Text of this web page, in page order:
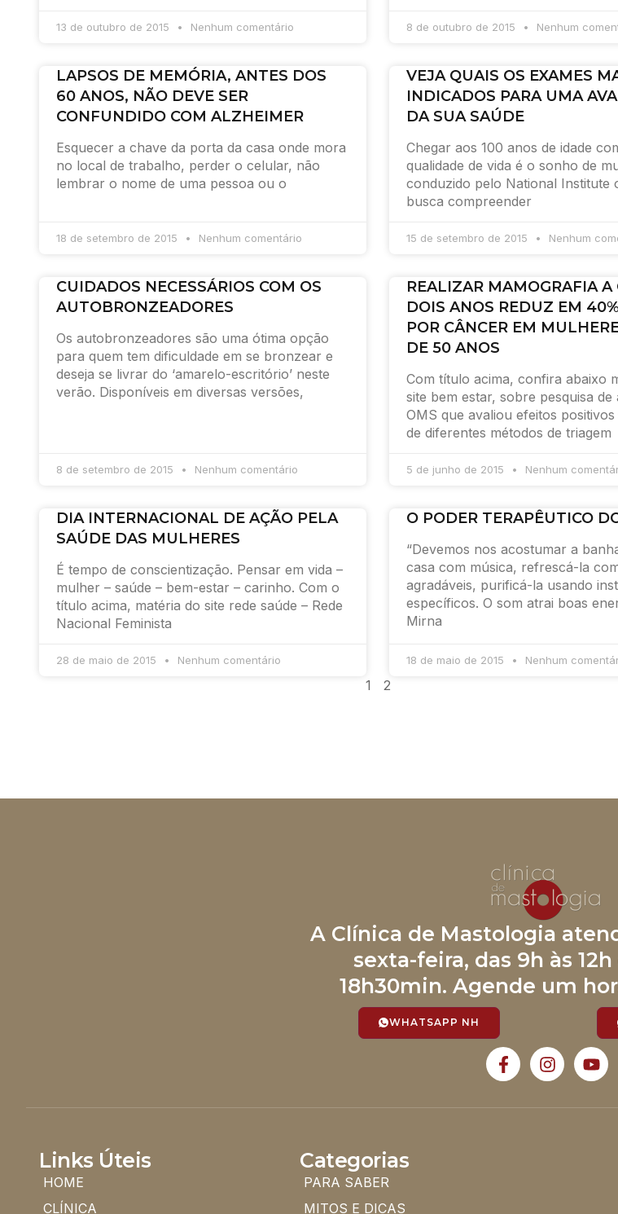
13 de outubro de 2015 Nenhum comentário 8 de outubro de 2015 Nenhum
LAPSOS DE MEMÓRIA, ANTES DOS
60 ANOS, NÃO DEVE SER
CONFUNDIDO COM ALZHEIMER
Esquecer a chave da porta da casa onde mora
no local de trabalho, perder o celular, não
lembrar o nome de uma pessoa ou o
18 de setembro de 2015 Nenhum comentário
VEJA QUAIS OS EXAMES
INDICADOS PARA UMA
DA SUA SAÚDE
Chegar aos 100 anos de idade
qualidade de vida é o sonho de
conduzido pelo National Institute
busca compreender
15 de setembro de 2015 Nenhum
CUIDADOS NECESSÁRIOS COM OS
AUTOBRONZEADORES
Os autobronzeadores são uma ótima opção
para quem tem dificuldade em se bronzear e
deseja se livrar do ‘amarelo-escritório’ neste
verão. Disponíveis em diversas versões,
8 de setembro de 2015 Nenhum comentário
REALIZAR MAMOGRAFIA A
DOIS ANOS REDUZ EM
POR CÂNCER EM
DE 50 ANOS
Com título acima, confira abaixo
site bem estar, sobre pesquisa de
OMS que avaliou efeitos
de diferentes métodos de triagem
5 de junho de 2015 Nenhum
DIA INTERNACIONAL DE AÇÃO PELA
SAÚDE DAS MULHERES
É tempo de conscientização. Pensar em vida –
mulher – saúde – bem-estar – carinho. Com o
título acima, matéria do site rede saúde – Rede
Nacional Feminista
28 de maio de 2015 Nenhum comentário
O PODER TERAPÊUTICO
“Devemos nos acostumar a
casa com música, refrescá-la
agradáveis, purificá-la usando
específicos. O som atrai boas
Mirna
18 de maio de 2015 Nenhum
1 2
A Clínica de Mastologia
sexta-feira, das 9h às 12h
18h30min. Agende um
WHATSAPP NH
Links Úteis
HOME
CLÍNICA
Categorias
PARA SABER
MITOS E DICAS